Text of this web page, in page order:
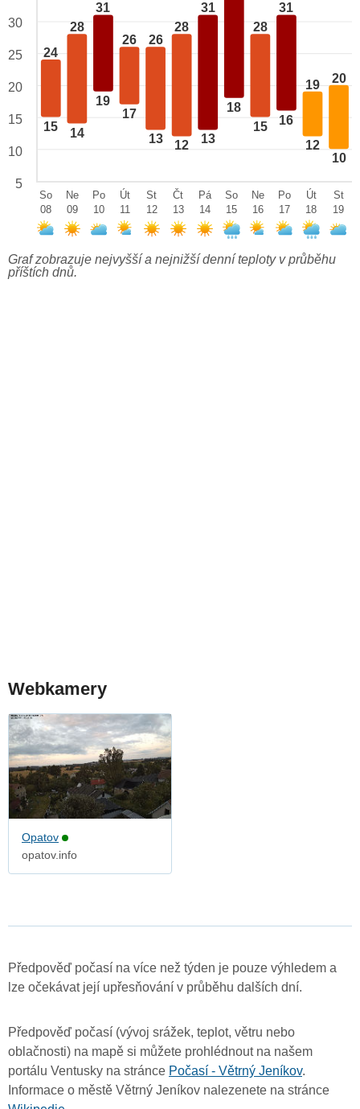
24
15
28
14
31
19
26
17
26
13
28
12
31
13
18
28
15
31
16
19
12
20
10
30
25
20
15
10
5
So
08
Ne
09
Po
10
Út
11
St
12
Čt
13
Pá
14
So
15
Ne
16
Po
17
Út
18
St
19
Graf zobrazuje nejvyšší a nejnižší denní teploty v průběhu
příštích dnů.
Webkamery
Opatov
opatov.info
Předpověď počasí na více než týden je pouze výhledem a
lze očekávat její upřesňování v průběhu dalších dní.
Předpověď počasí (vývoj srážek, teplot, větru nebo
oblačnosti) na mapě si můžete prohlédnout na našem
portálu Ventusky na stránce Počasí - Větrný Jeníkov.
Informace o městě Větrný Jeníkov nalezenete na stránce